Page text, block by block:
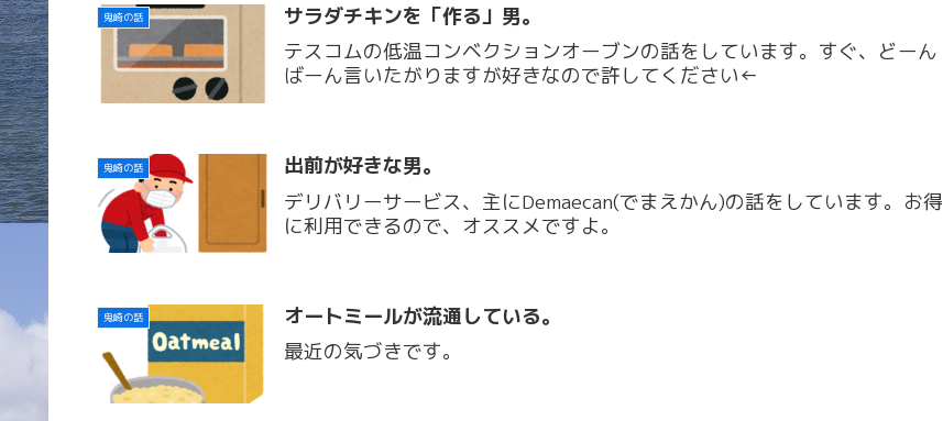
鬼崎の話
サラダチキンを「作る」男。
テスコムの低温コンベクションオーブンの話をしています。すぐ、どーん
ばーん言いたがりますが好きなので許してください←
鬼崎の話
出前が好きな男。
デリバリーサービス、主にDemaecan(でまえかん)の話をしています。お得
に利用できるので、オススメですよ。
鬼崎の話
オートミールが流通している。
最近の気づきです。